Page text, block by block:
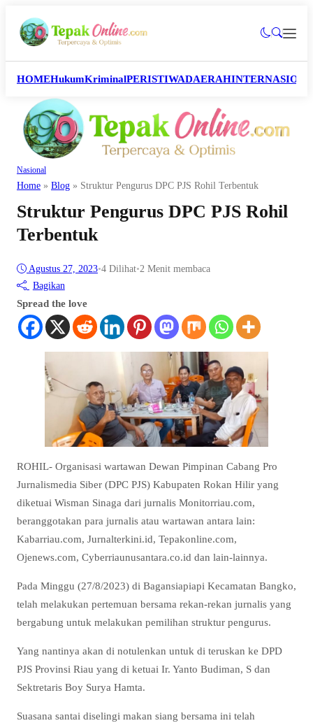
HOMEHukumKriminalPERISTIWADAERAH
Nasional
Home » Blog » Struktur Pengurus DPC PJS Rohil Terbentuk
Struktur Pengurus DPC PJS Rohil
Terbentuk
Agustus 27, 2023•4 Dilihat•2 Menit membaca
Bagikan
Spread the love
ROHIL- Organisasi wartawan Dewan Pimpinan Cabang Pro
Jurnalismedia Siber (DPC PJS) Kabupaten Rokan Hilir yang
diketuai Wisman Sinaga dari jurnalis Monitorriau.com,
beranggotakan para jurnalis atau wartawan antara lain:
Kabarriau.com, Jurnalterkini.id, Tepakonline.com,
Ojenews.com, Cyberriaunusantara.co.id dan lain-lainnya.
Pada Minggu (27/8/2023) di Bagansiapiapi Kecamatan Bangko,
telah melakukan pertemuan bersama rekan-rekan jurnalis yang
bergabung untuk melakukan pemilihan struktur pengurus.
Yang nantinya akan di notulenkan untuk di teruskan ke DPD
PJS Provinsi Riau yang di ketuai Ir. Yanto Budiman, S dan
Sektretaris Boy Surya Hamta.
Suasana santai diselingi makan siang bersama ini telah